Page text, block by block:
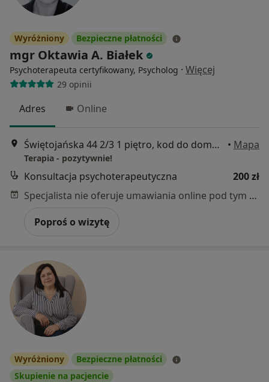
Wyróżniony Bezpieczne płatności
mgr Oktawia A. Białek
Psychoterapeuta certyfikowany, Psycholog · Więcej
29 opinii
Adres Online
Świętojańska 44 2/3 1 piętro, kod do domofonu: 2 kluczyk 6666, Gdynia • Mapa
Terapia - pozytywnie!
Konsultacja psychoterapeutyczna
200 zł
Specjalista nie oferuje umawiania online pod tym adresem.
Poproś o wizytę
Wyróżniony
Bezpieczne płatności
Skupienie na pacjencie